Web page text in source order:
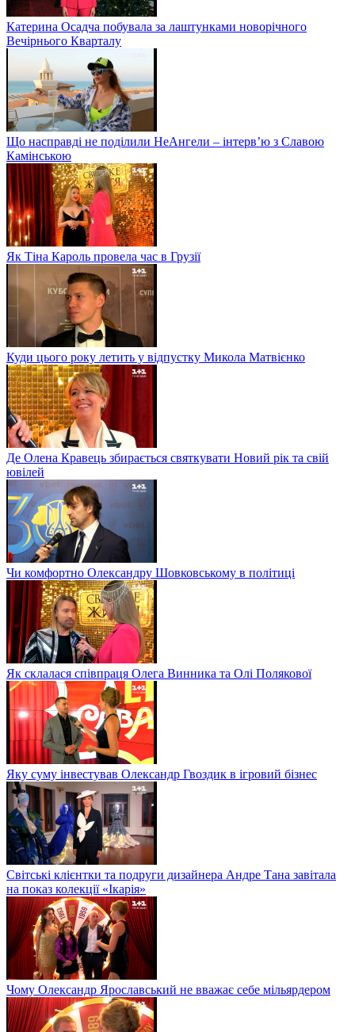
Катерина Осадча побувала за лаштунками новорічного
Вечірнього Кварталу
Що насправді не поділили НеАнгели – інтерв’ю з Славою
Камінською
Як Тіна Кароль провела час в Грузії
Куди цього року летить у відпустку Микола Матвієнко
Де Олена Кравець збирається святкувати Новий рік та свій
ювілей
Чи комфортно Олександру Шовковському в політиці
Як склалася співпраця Олега Винника та Олі Полякової
Яку суму інвестував Олександр Гвоздик в ігровий бізнес
Світські клієнтки та подруги дизайнера Андре Тана завітала
на показ колекції «Ікарія»
Чому Олександр Ярославський не вважає себе мільярдером